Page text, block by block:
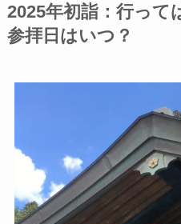
2025年初詣：行って
参拝日はいつ？